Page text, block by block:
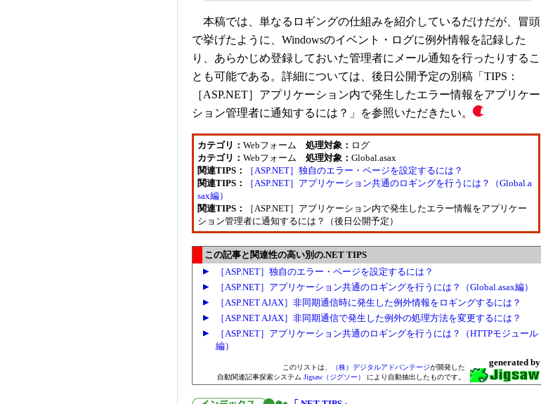
本稿では、単なるロギングの仕組みを紹介しているだけだが、冒頭
で挙げたように、Windowsのイベント・ログに例外情報を記録した
り、あらかじめ登録しておいた管理者にメール通知を行ったりするこ
とも可能である。詳細については、後日公開予定の別稿「TIPS：
［ASP.NET］アプリケーション内で発生したエラー情報をアプリケー
ション管理者に通知するには？」を参照いただきたい。
カテゴリ： Webフォーム 処理対象： ログ
カテゴリ： Webフォーム 処理対象： Global.asax
関連TIPS：
［ASP.NET］独自のエラー・ページを設定するには？
関連TIPS：
［ASP.NET］アプリケーション共通のロギングを行うには？（Global.a
sax編）
関連TIPS：
［ASP.NET］アプリケーション内で発生したエラー情報をアプリケー
ション管理者に通知するには？（後日公開予定）
この記事と関連性の高い別の.NET TIPS
［ASP.NET］独自のエラー・ページを設定するには？
［ASP.NET］アプリケーション共通のロギングを行うには？（Global.asax編）
［ASP.NET AJAX］非同期通信時に発生した例外情報をロギングするには？
［ASP.NET AJAX］非同期通信で発生した例外の処理方法を変更するには？
［ASP.NET］アプリケーション共通のロギングを行うには？（HTTPモジュール
編）
このリストは、 （株）デジタルアドバンテージが開発した
自動関連記事探索システム Jigsaw（ジグソー） により自動抽出したものです。
generated by